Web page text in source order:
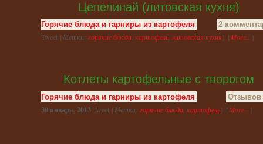
Цепелинай (литовская кухня)
Горячие блюда и гарниры из картофеля 2
Tweet {Метки: горячие блюда, картофель,литовская кухня} {More...}
Котлеты картофельные с творогом
Горячие блюда и гарниры из картофеля Отзывов
30 января, 2013Tweet {Метки: горячие блюда картофель} {More... }